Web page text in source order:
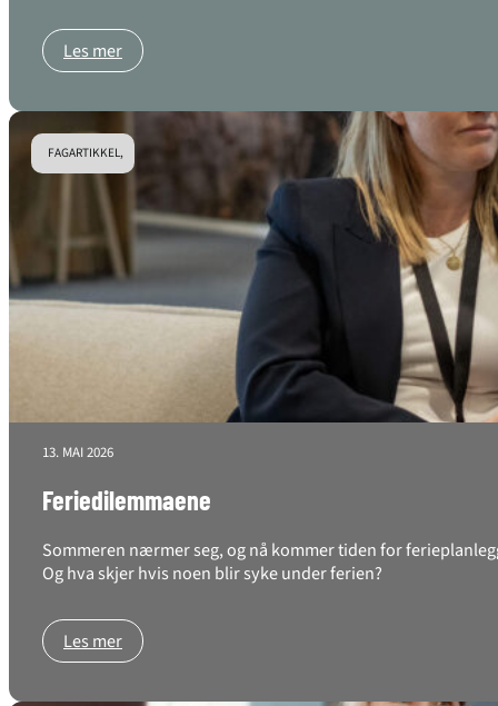
Les mer
FAGARTIKKEL,
13. MAI 2026
Feriedilemmaene
Sommeren nærmer seg, og nå kommer tiden for
Og hva skjer hvis noen blir syke under ferien?
Les mer